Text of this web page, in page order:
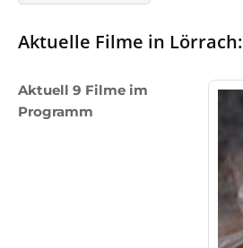
Aktuelle Filme in Lörrach:
Aktuell 9 Filme im
Programm